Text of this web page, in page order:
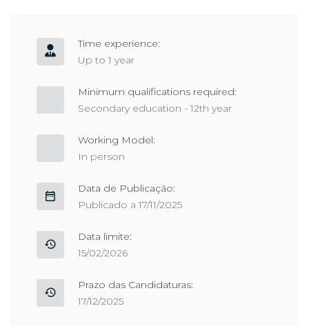
Time experience:
Up to 1 year
Minimum qualifications required:
Secondary education - 12th year
Working Model:
In person
Data de Publicação:
Publicado a 17/11/2025
Data limite:
15/02/2026
Prazo das Candidaturas:
17/12/2025